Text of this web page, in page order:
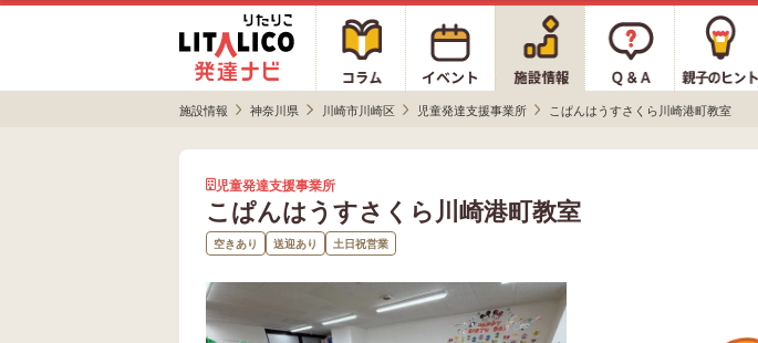
施設情報 神奈川県 川崎市川崎区 児童発達支援事業所 こぱんはうすさくら川崎港町教室
児童発達支援事業所
こぱんはうすさくら川崎港町教室
空きあり 送迎あり 土日祝営業